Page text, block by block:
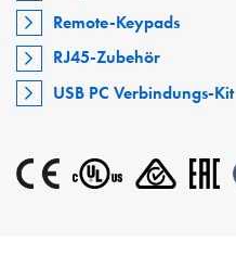
Remote-Keypads
RJ45-Zubehör
USB PC Verbindungs-Kit